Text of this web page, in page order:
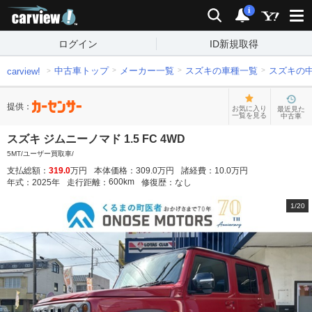
検索 通知
i
ログイン ID新規取得
carview! 中古車トップ メーカー一覧 スズキの車種一覧 スズキの
提供：
お気に入り
一覧を見る
最近見た
中古車
スズキ ジムニーノマド 1.5 FC 4WD
5MT/ユーザー買取車/
支払総額： 319.0万円 本体価格： 309.0万円 諸経費： 10.0万円
年式： 2025年 走行距離： 600km 修復歴： なし
1/20